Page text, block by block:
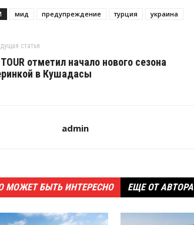
мид предупреждение турция украина
статья
отметил начало нового сезона
в Кушадасы
admin
МОЖЕТ БЫТЬ ИНТЕРЕСНО ЕЩЕ ОТ АВТОРА